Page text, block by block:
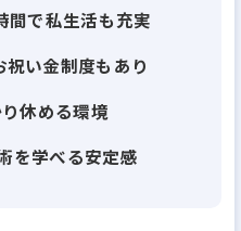
すかをカタチに設計の
提供も可能な「アイフ
ォーム館」
間で私生活も充実
い金制度もあり
休める環境
を学べる安定感